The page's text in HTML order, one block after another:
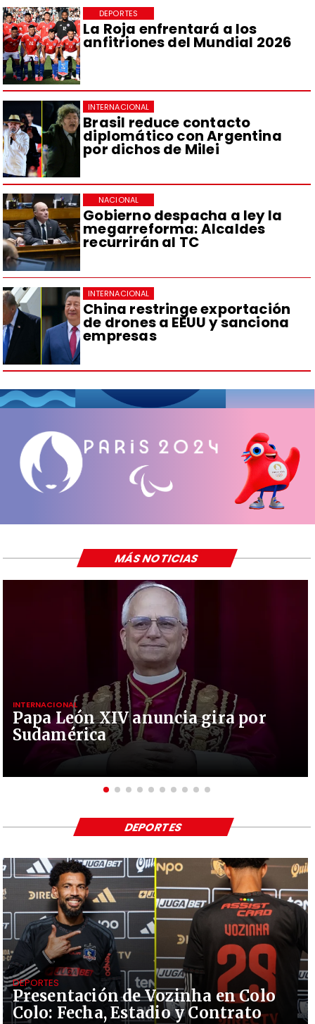
La Roja enfrentará a los
anfitriones del Mundial 2026
DEPORTES
Brasil reduce contacto
diplomático con Argentina
por dichos de Milei
INTERNACIONAL
Gobierno despacha a ley la
megarreforma: Alcaldes
recurrirán al TC
NACIONAL
China restringe exportación
de drones a EEUU y sanciona
empresas
INTERNACIONAL
Papa León XIV anuncia gira por
Sudamérica
INTERNACIONAL
MÁS NOTICIAS
Presentación de Vozinha en Colo
Colo: Fecha, Estadio y Contrato
DEPORTES
DEPORTES